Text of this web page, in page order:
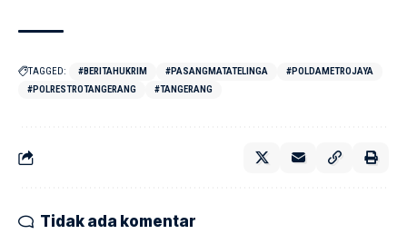
TAGGED: #BERITAHUKRIM #PASANGMATATELINGA
#POLDAMETROJAYA
#POLRESTROTANGERANG
#TANGERANG
Tidak ada komentar